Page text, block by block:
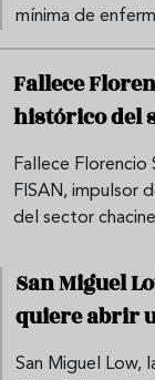
mínima de
Fallece
histórico del
Fallece Florencio
FISAN, impulsor
del sector
San Miguel
quiere abrir
San Miguel Low,